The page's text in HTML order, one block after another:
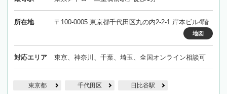
所在地 〒100-0005 東京都千代田区丸の内2-2-1 岸本ビル4階
地図
対応エリア 東京、神奈川、千葉、埼玉、全国オンライン相談可
東京都 千代田区 日比谷駅